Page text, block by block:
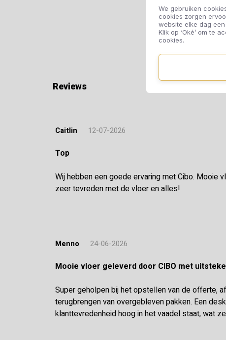
We gebruiken
cookies zorgen
website elke dag
Klik op ‘Oké’ om te
cookies.
Reviews
Caitlin 12-07-2026
Top
Wij hebben een goede ervaring met Cibo. Mooie
zeer tevreden met de vloer en alles!
Menno 24-06-2026
Mooie vloer geleverd door CIBO met
Super geholpen bij het opstellen van de offerte,
terugbrengen van overgebleven pakken. Een
klanttevredenheid hoog in het vaadel staat, wat